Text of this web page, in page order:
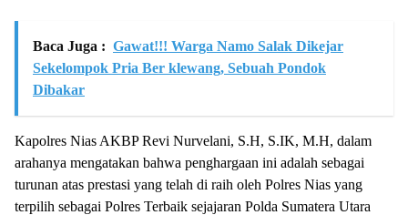
Baca Juga : Gawat!!! Warga Namo Salak Dikejar
Sekelompok Pria Ber klewang, Sebuah Pondok
Dibakar
Kapolres Nias AKBP Revi Nurvelani, S.H, S.IK, M.H, dalam
arahanya mengatakan bahwa penghargaan ini adalah sebagai
turunan atas prestasi yang telah di raih oleh Polres Nias yang
terpilih sebagai Polres Terbaik sejajaran Polda Sumatera Utara